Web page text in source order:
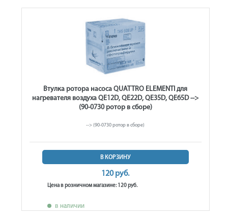
Втулка ротора насоса QUATTRO ELEMENTI для
нагревателя воздуха QE12D, QE22D, QE35D, QE65D -->
(90-0730 ротор в сборе)
--> (90-0730 ротор в сборе)
В КОРЗИНУ
120 руб.
Цена в розничном магазине: 120 руб.
в наличии